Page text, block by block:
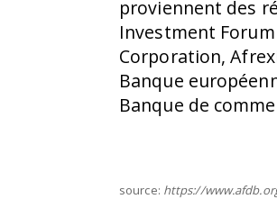
proviennent des
Investment
Corporation,
Banque
Banque de
source: https://